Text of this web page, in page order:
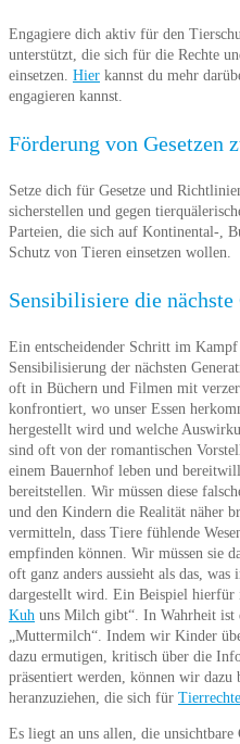
Engagiere dich aktiv für den
unterstützt, die sich für die Rechte
einsetzen. Hier kannst du mehr
engagieren kannst.
Förderung von Gesetzen
Setze dich für Gesetze und
sicherstellen und gegen
Parteien, die sich auf Kontinental-,
Schutz von Tieren einsetzen wollen.
Sensibilisiere die nächste
Ein entscheidender Schritt im Kampf
Sensibilisierung der nächsten
oft in Büchern und Filmen mit
konfrontiert, wo unser Essen
hergestellt wird und welche
sind oft von der romantischen
einem Bauernhof leben und
bereitstellen. Wir müssen diese
und den Kindern die Realität näher
vermitteln, dass Tiere fühlende
empfinden können. Wir müssen sie
oft ganz anders aussieht als das,
dargestellt wird. Ein Beispiel hierfür
Kuh uns Milch gibt“. In Wahrheit ist
„Muttermilch“. Indem wir Kinder
dazu ermutigen, kritisch über die
präsentiert werden, können wir dazu
heranzuziehen, die sich für Tierrechte
Es liegt an uns allen, die unsichtbare